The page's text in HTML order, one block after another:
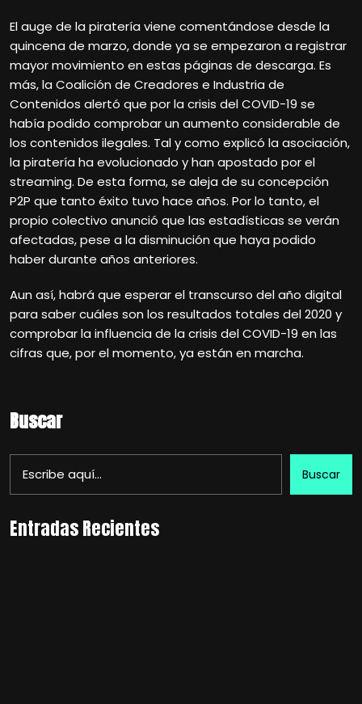
El auge de la piratería viene comentándose desde la
quincena de marzo, donde ya se empezaron a registrar
mayor movimiento en estas páginas de descarga. Es
más, la Coalición de Creadores e Industria de
Contenidos alertó que por la crisis del COVID-19 se
había podido comprobar un aumento considerable de
los contenidos ilegales. Tal y como explicó la asociación,
la piratería ha evolucionado y han apostado por el
streaming. De esta forma, se aleja de su concepción
P2P que tanto éxito tuvo hace años. Por lo tanto, el
propio colectivo anunció que las estadísticas se verán
afectadas, pese a la disminución que haya podido
haber durante años anteriores.
Aun así, habrá que esperar el transcurso del año digital
para saber cuáles son los resultados totales del 2020 y
comprobar la influencia de la crisis del COVID-19 en las
cifras que, por el momento, ya están en marcha.
Buscar
Buscar
Entradas Recientes